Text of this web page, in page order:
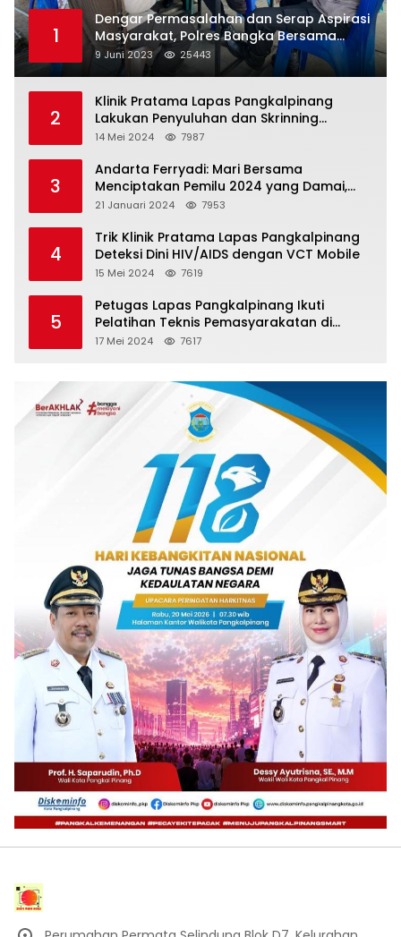
1
Dengar Permasalahan dan Serap Aspirasi
Masyarakat, Polres Bangka Bersama
Polsek Pemali Rutin Gelar Jumat Curhat
9 Juni 2023 25443
2
Klinik Pratama Lapas Pangkalpinang
Lakukan Penyuluhan dan Skrinning
Kesehatan Jiwa Bagi Warga Binaan
14 Mei 2024 7987
3
Andarta Ferryadi: Mari Bersama
Menciptakan Pemilu 2024 yang Damai,
Jujur dan Adil.
21 Januari 2024 7953
4
Trik Klinik Pratama Lapas Pangkalpinang
Deteksi Dini HIV/AIDS dengan VCT Mobile
15 Mei 2024 7619
5
Petugas Lapas Pangkalpinang Ikuti
Pelatihan Teknis Pemasyarakatan di
Batam
17 Mei 2024 7617